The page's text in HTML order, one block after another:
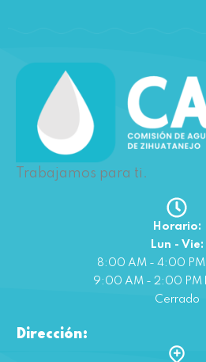
Trabajamos para ti.
Horario:
Lun - Vie:
8:00 AM - 4:00 PM
9:00 AM - 2:00 PM
Cerrado
Dirección: